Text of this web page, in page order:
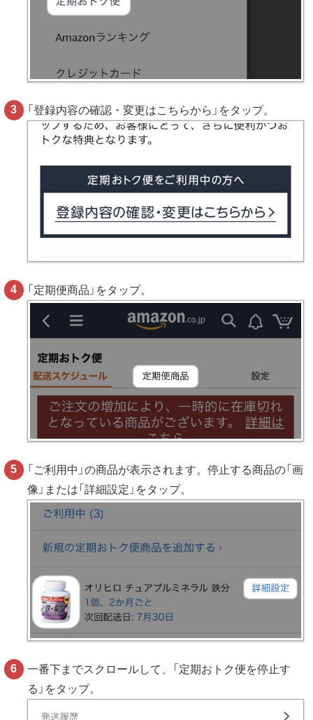
「登録内容の確認・変更はこちらから」をタップ。
「定期便商品」をタップ。
「ご利用中」の商品が表示されます。停止する商品の「画
像」または「詳細設定」をタップ。
一番下までスクロールして、「定期おトク便を停止す
る」をタップ。